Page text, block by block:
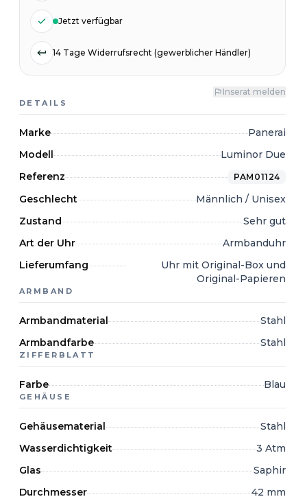
Jetzt verfügbar
14 Tage Widerrufsrecht (gewerblicher Händler)
Inserat melden
DETAILS
Marke
Panerai
Modell
Luminor Due
Referenz
PAM01124
Geschlecht
Männlich / Unisex
Zustand
Sehr gut
Art der Uhr
Armbanduhr
Lieferumfang
Uhr mit Original-Box und
Original-Papieren
ARMBAND
Armbandmaterial
Stahl
Armbandfarbe
Stahl
ZIFFERBLATT
Farbe Blau
GEHÄUSE
Gehäusematerial
Stahl
Wasserdichtigkeit
3 Atm
Glas
Saphir
Durchmesser
42 mm